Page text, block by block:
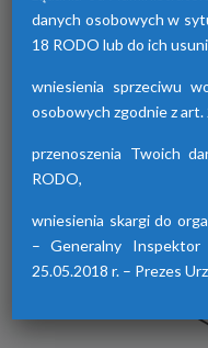
wyróżniają się
możliwością
danych osobowych w
18 RODO lub do ich
wniesienia sprzeciwu
osobowych zgodnie z
przenoszenia Twoich
RODO,
wniesienia skargi do
– Generalny
25.05.2018 r. – Prezes